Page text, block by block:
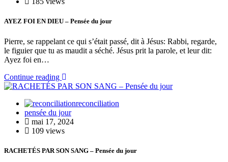
AYEZ FOI EN DIEU – Pensée du jour
Pierre, se rappelant ce qui s’était passé, dit à Jésus: Rabbi, regarde,
le figuier que tu as maudit a séché. Jésus prit la parole, et leur dit:
Ayez foi en…
Continue reading
reconciliation
pensée du jour
mai 17, 2024
109 views
RACHETÉS PAR SON SANG – Pensée du jour